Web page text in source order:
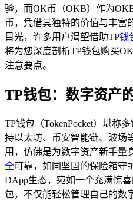
验，而OK币（OKB）作为
币，凭借其独特的价值与丰富
目光，许多用户渴望借助TP钱
将为您深度剖析TP钱包购买
注意要点。
TP钱包：数字资产
TP钱包（TokenPocket）堪称
持以太坊、币安智能链、波场
用，仿佛是为数字资产新手量
全可靠，如同坚固的保险箱守
DApp生态，宛如一个充满惊
包，不仅能轻松管理自己的数